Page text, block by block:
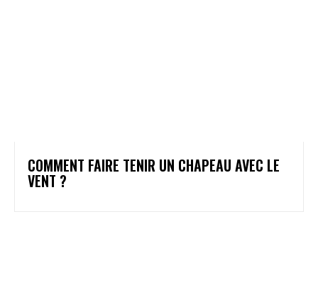
COMMENT FAIRE TENIR UN CHAPEAU AVEC LE
VENT ?